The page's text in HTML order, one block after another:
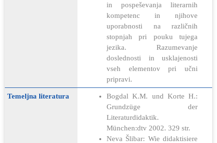
in pospeševanja literarnih
kompetenc in njihove
uporabnosti na različnih
stopnjah pri pouku tujega
jezika. Razumevanje
doslednosti in usklajenosti
vseh elementov pri učni
pripravi.
Temeljna literatura
Bogdal K.M. und Korte H.:
Grundzüge der
Literaturdidaktik.
München:dtv 2002. 329 str.
Neva Šlibar: Wie didaktisiere